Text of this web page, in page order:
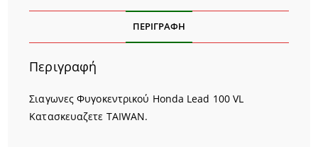
ΠΕΡΙΓΡΑΦΉ
Περιγραφή
Σιαγωνες Φυγοκεντρικού Honda Lead 100 VL
Κατασκευαζετε TAIWAN.